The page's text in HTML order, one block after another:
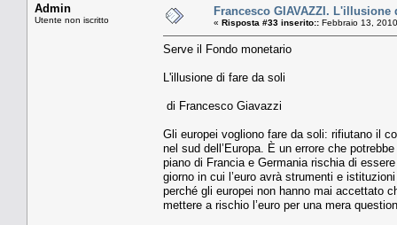
Admin
Utente non iscritto
Francesco GIAVAZZI. L'illusione
« Risposta #33 inserito:: Febbraio 13,
Serve il Fondo monetario
L'illusione di fare da soli
di Francesco Giavazzi
Gli europei vogliono fare da soli: rifiutano il
nel sud dell’Europa. È un errore che
piano di Francia e Germania rischia di
giorno in cui l’euro avrà strumenti e
perché gli europei non hanno mai accettato
mettere a rischio l’euro per una mera